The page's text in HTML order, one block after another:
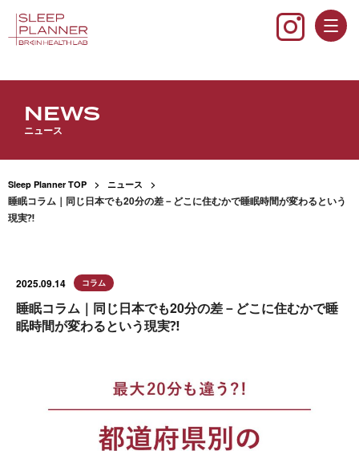
NEWS
ニュース
Sleep Planner TOP ニュース
睡眠コラム｜同じ日本でも20分の差－どこに住むかで睡眠時間が変わるという
現実⁈
2025.09.14 コラム
睡眠コラム｜同じ日本でも20分の差－どこに住むかで睡
眠時間が変わるという現実⁈